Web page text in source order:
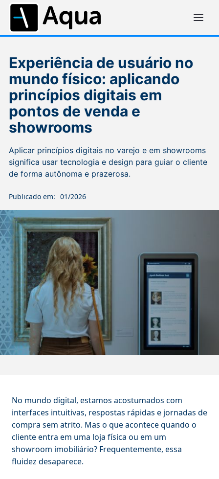
Experiência de usuário no
mundo físico: aplicando
princípios digitais em
pontos de venda e
showrooms
Aplicar princípios digitais no varejo e em showrooms
significa usar tecnologia e design para guiar o cliente
de forma autônoma e prazerosa.
Publicado em: 01/2026
No mundo digital, estamos acostumados com
interfaces intuitivas, respostas rápidas e jornadas de
compra sem atrito. Mas o que acontece quando o
cliente entra em uma loja física ou em um
showroom imobiliário? Frequentemente, essa
fluidez desaparece.